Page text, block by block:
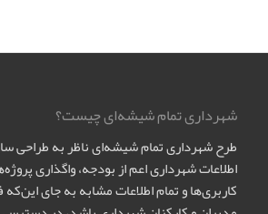
شهرداری تمام شیشه‌ای چیست؟
طرح شهرداری تمام شیشه‌ای ناظر به طراحی
اطلاعات شهرداری اعم از بودجه، واگذاری
کاربری‌ها و تمام اطلاعات مشابه به جای